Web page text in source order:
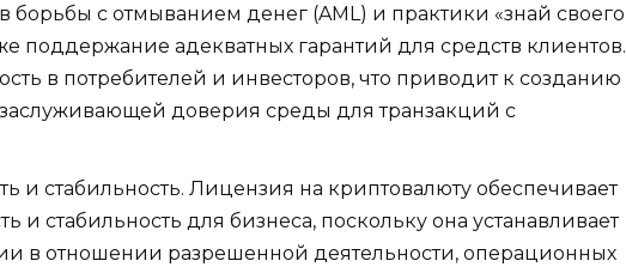
с отмыванием денег (AML) и практики «знай своего
поддержание адекватных гарантий для средств клиентов.
в потребителей и инвесторов, что приводит к созданию
доверия среды для транзакций с
и стабильность. Лицензия на криптовалюту обеспечивает
и стабильность для бизнеса, поскольку она устанавливает
в отношении разрешенной деятельности, операционных